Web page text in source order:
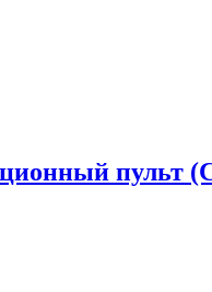
пульт